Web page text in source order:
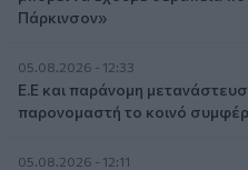
Πάρκινσον»
05.08.2026 - 12:33
Ε.Ε και παράνομη
παρονομαστή το κοινό
05.08.2026 - 12:11